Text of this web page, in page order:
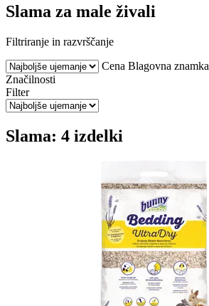
Slama za male živali
Filtriranje in razvrščanje
Cena Blagovna znamka
Značilnosti
Filter
Slama: 4 izdelki